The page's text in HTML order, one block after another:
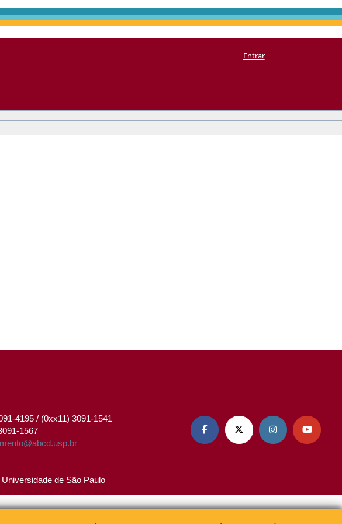
Entrar
4195 / (0xx11) 3091-1541
1567
   
de São Paulo